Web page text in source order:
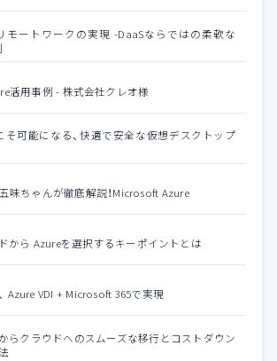
モートワークの実現 -DaaSならではの柔軟な
活用事例 - 株式会社クレオ様
そ可能になる、快適で安全な仮想デスクトップ
味ちゃんが徹底解説！Microsoft Azure
から Azureを選択するキーポイントとは
、 Azure VDI + Microsoft 365で実現
らクラウドへのスムーズな移行とコストダウン